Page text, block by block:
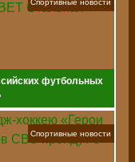
футбольных
Спортивные новости
Спортивные новости